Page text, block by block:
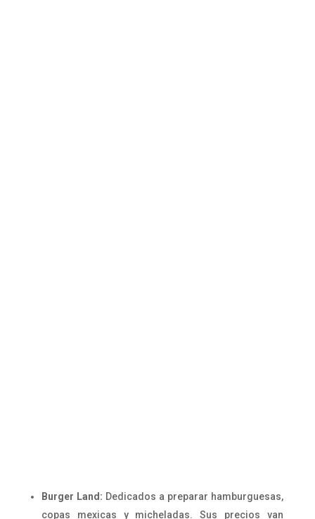
Burger Land: Dedicados a preparar hamburguesas,
copas mexicas y micheladas. Sus precios van